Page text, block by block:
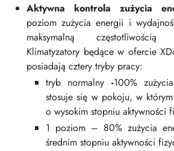
Aktywna kontrola zużycia
poziom zużycia energii i
maksymalną
Klimatyzatory będące w ofercie
posiadają cztery tryby pracy:
tryb normalny -100%
stosuje się w pokoju, w
o wysokim stopniu aktywności
1 poziom – 80% zużycia
średnim stopniu aktywności